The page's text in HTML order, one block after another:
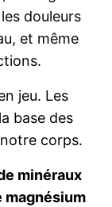
douleurs
et même
jeu. Les
base des
corps.
minéraux
magnésium